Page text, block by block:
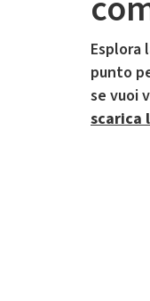
Esplora
punto
se vuoi
scarica